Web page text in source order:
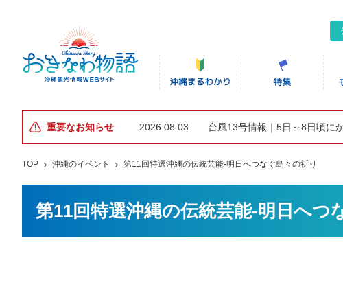
重要なお知らせ 2026.08.03 台風13号情報｜5日～8日頃に
TOP 沖縄のイベント 第11回特選沖縄の伝統芸能-明日へつなぐ島々の祈り
第11回特選沖縄の伝統芸能-明日へつ